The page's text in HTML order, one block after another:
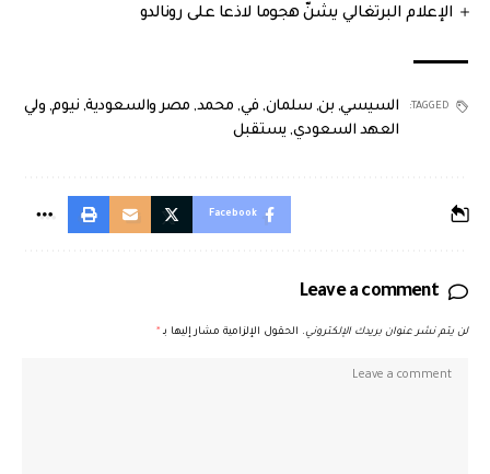
الإعلام البرتغالي يشنّ هجوما لاذعا على رونالدو
TAGGED: السيسي, بن, سلمان, في, محمد, مصر والسعودية, نيوم, ولي
العهد السعودي, يستقبل
Facebook
Leave a comment
لن يتم نشر عنوان بريدك الإلكتروني. الحقول الإلزامية مشار إليها بـ *